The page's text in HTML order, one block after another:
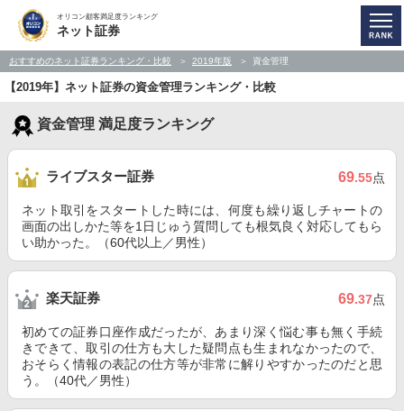
オリコン顧客満足度ランキング
ネット証券
おすすめのネット証券ランキング・比較 2019年版 資金管理
【2019年】ネット証券の資金管理ランキング・比較
資金管理 満足度ランキング
ライブスター証券 69.55点
ネット取引をスタートした時には、何度も繰り返しチャートの
画面の出しかた等を1日じゅう質問しても根気良く対応してもら
い助かった。（60代以上／男性）
楽天証券 69.37点
初めての証券口座作成だったが、あまり深く悩む事も無く手続
きできて、取引の仕方も大した疑問点も生まれなかったので、
おそらく情報の表記の仕方等が非常に解りやすかったのだと思
う。（40代／男性）